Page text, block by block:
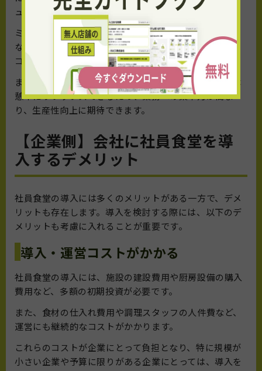
ュスペースとして活用したりすることも可能です。
ミーティングスペースとして利用する際は、カジュアル
な会話やディスカッションがしやすくなり、社員同士の
コミュニケーションを活性化させる効果もあります。
また、リフレッシュスペースとして使うことで社員が休
憩中にリラックスできるため、業務への集中力が高ま
り、生産性向上に期待できます。
【企業側】会社に社員食堂を導
入するデメリット
社員食堂の導入には多くのメリットがある一方で、デメ
リットも存在します。導入を検討する際には、以下のデ
メリットも考慮に入れることが重要です。
導入・運営コストがかかる
社員食堂の導入には、施設の建設費用や厨房設備の購入
費用など、多額の初期投資が必要です。
また、食材の仕入れ費用や調理スタッフの人件費など、
運営にも継続的なコストがかかります。
これらのコストが企業にとって負担となり、特に規模が
小さい企業や予算に限りがある企業にとっては、導入を